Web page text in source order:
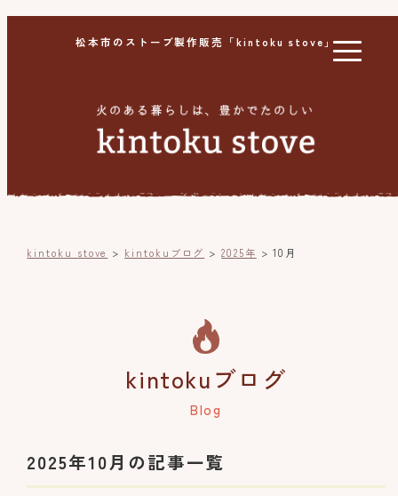
松本市のストーブ製作販売「kintoku stove」
kintoku stove > kintokuブログ >2025年 >10月
kintokuブログ
2025年10月の記事一覧